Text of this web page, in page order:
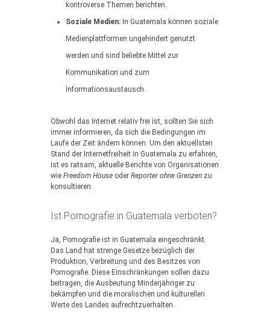
kontroverse Themen berichten.
Soziale Medien: In Guatemala können soziale
Medienplattformen ungehindert genutzt
werden und sind beliebte Mittel zur
Kommunikation und zum
Informationsaustausch.
Obwohl das Internet relativ frei ist, sollten Sie sich
immer informieren, da sich die Bedingungen im
Laufe der Zeit ändern können. Um den aktuellsten
Stand der Internetfreiheit in Guatemala zu erfahren,
ist es ratsam, aktuelle Berichte von Organisationen
wie Freedom House oder Reporter ohne Grenzen zu
konsultieren.
Ist Pornografie in Guatemala verboten?
Ja, Pornografie ist in Guatemala eingeschränkt.
Das Land hat strenge Gesetze bezüglich der
Produktion, Verbreitung und des Besitzes von
Pornografie. Diese Einschränkungen sollen dazu
beitragen, die Ausbeutung Minderjähriger zu
bekämpfen und die moralischen und kulturellen
Werte des Landes aufrechtzuerhalten.